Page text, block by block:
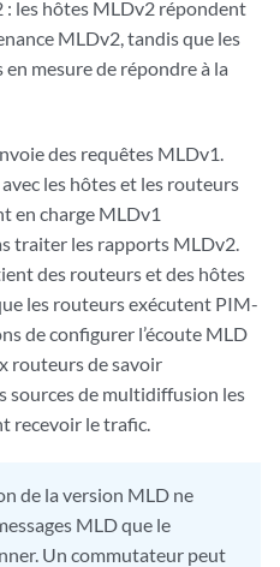
: les hôtes MLDv2 répondent
MLDv2, tandis que les
mesure de répondre à la
des requêtes MLDv1.
les hôtes et les routeurs
en charge MLDv1
traiter les rapports MLDv2.
des routeurs et des hôtes
les routeurs exécutent PIM-
de configurer l’écoute MLD
routeurs de savoir
sources de multidiffusion les
recevoir le trafic.
de la version MLD ne
MLD que le
Un commutateur peut